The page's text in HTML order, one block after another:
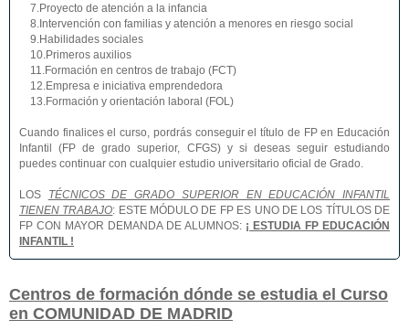
7.Proyecto de atención a la infancia
8.Intervención con familias y atención a menores en riesgo social
9.Habilidades sociales
10.Primeros auxilios
11.Formación en centros de trabajo (FCT)
12.Empresa e iniciativa emprendedora
13.Formación y orientación laboral (FOL)
Cuando finalices el curso, pordrás conseguir el título de FP en Educación
Infantil (FP de grado superior, CFGS) y si deseas seguir estudiando
puedes continuar con cualquier estudio universitario oficial de Grado.
LOS TÉCNICOS DE GRADO SUPERIOR EN EDUCACIÓN INFANTIL
TIENEN TRABAJO: ESTE MÓDULO DE FP ES UNO DE LOS TÍTULOS DE
FP CON MAYOR DEMANDA DE ALUMNOS: ¡ ESTUDIA FP EDUCACIÓN
INFANTIL !
Centros de formación dónde se estudia el Curso
en COMUNIDAD DE MADRID